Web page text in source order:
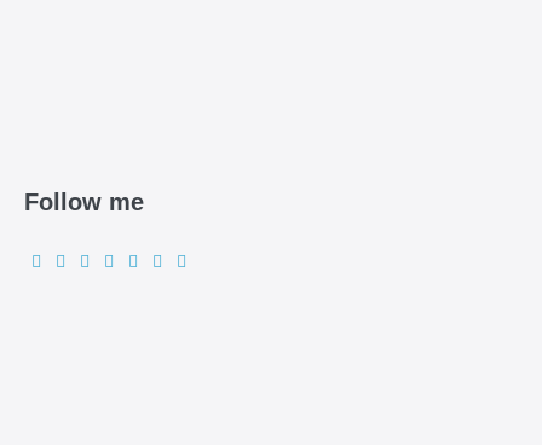
Follow me